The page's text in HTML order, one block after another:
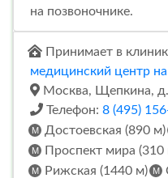
на позвоночнике.
Принимает в
медицинский центр
Москва, Щепкина,
Телефон: 8 (495)
Достоевская (890 м)
Проспект мира (310
Рижская (1440 м)